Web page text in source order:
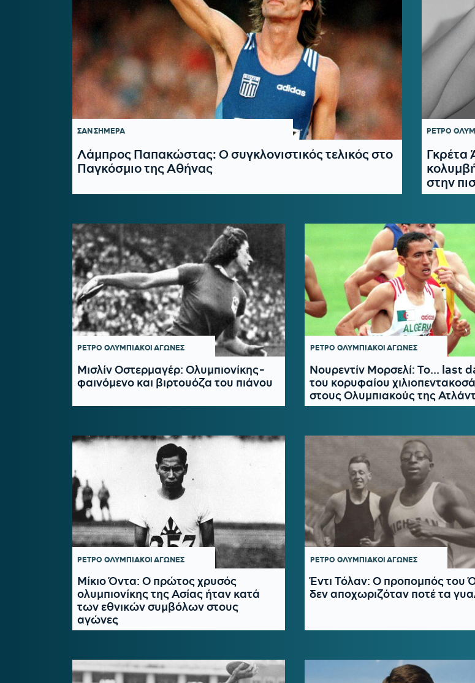
ΣΑΝ ΣΗΜΕΡΑ
Λάμπρος Παπακώστας: Ο συγκλονιστικός τελικός στο
Παγκόσμιο της Αθήνας
ΡΕΤΡΟ
Γκρέτα
στην
ΡΕΤΡΟ ΟΛΥΜΠΙΑΚΟΙ ΑΓΩΝΕΣ
Μισλίν Οστερμαγέρ: Ολυμπιονίκης-
φαινόμενο και βιρτουόζα του πιάνου
ΡΕΤΡΟ ΟΛΥΜΠΙΑΚΟΙ ΑΓΩΝΕΣ
Νουρεντίν Μορσελί: Το... last
του κορυφαίου
στους Ολυμπιακούς της
ΡΕΤΡΟ ΟΛΥΜΠΙΑΚΟΙ ΑΓΩΝΕΣ
Μίκιο Όντα: Ο πρώτος χρυσός
ολυμπιονίκης της Ασίας ήταν κατά
των εθνικών συμβόλων στους
αγώνες
ΡΕΤΡΟ ΟΛΥΜΠΙΑΚΟΙ ΑΓΩΝΕΣ
Έντι Τόλαν: Ο προπομπός του
δεν αποχωριζόταν ποτέ τα